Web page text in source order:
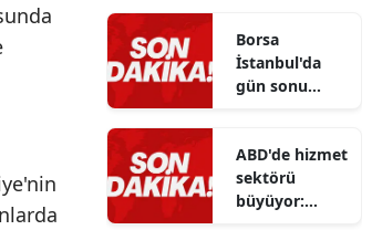
Borsa
İstanbul'da
gün sonu
madencilik
sektöründen
destek aldı
ABD'de hizmet
sektörü
büyüyor: